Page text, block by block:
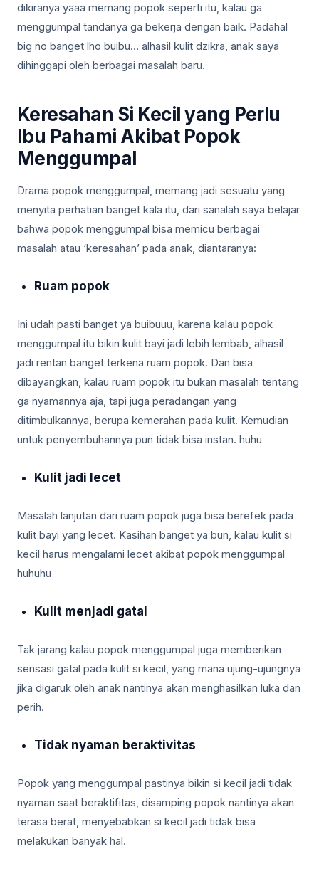
dikiranya yaaa memang popok seperti itu, kalau ga
menggumpal tandanya ga bekerja dengan baik. Padahal
big no banget lho buibu… alhasil kulit dzikra, anak saya
dihinggapi oleh berbagai masalah baru.
Keresahan Si Kecil yang Perlu
Ibu Pahami Akibat Popok
Menggumpal
Drama popok menggumpal, memang jadi sesuatu yang
menyita perhatian banget kala itu, dari sanalah saya belajar
bahwa popok menggumpal bisa memicu berbagai
masalah atau ‘keresahan’ pada anak, diantaranya:
Ruam popok
Ini udah pasti banget ya buibuuu, karena kalau popok
menggumpal itu bikin kulit bayi jadi lebih lembab, alhasil
jadi rentan banget terkena ruam popok. Dan bisa
dibayangkan, kalau ruam popok itu bukan masalah tentang
ga nyamannya aja, tapi juga peradangan yang
ditimbulkannya, berupa kemerahan pada kulit. Kemudian
untuk penyembuhannya pun tidak bisa instan. huhu
Kulit jadi lecet
Masalah lanjutan dari ruam popok juga bisa berefek pada
kulit bayi yang lecet. Kasihan banget ya bun, kalau kulit si
kecil harus mengalami lecet akibat popok menggumpal
huhuhu
Kulit menjadi gatal
Tak jarang kalau popok menggumpal juga memberikan
sensasi gatal pada kulit si kecil, yang mana ujung-ujungnya
jika digaruk oleh anak nantinya akan menghasilkan luka dan
perih.
Tidak nyaman beraktivitas
Popok yang menggumpal pastinya bikin si kecil jadi tidak
nyaman saat beraktifitas, disamping popok nantinya akan
terasa berat, menyebabkan si kecil jadi tidak bisa
melakukan banyak hal.